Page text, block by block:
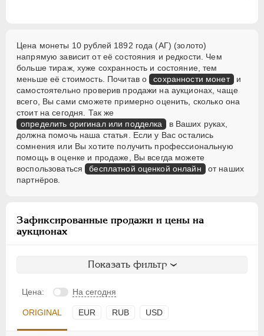
Цена монеты 10 рублей 1892 года (АГ) (золото)
напрямую зависит от её состояния и редкости. Чем
больше тираж, хуже сохранность и состояние, тем
меньше её стоимость. Почитав о сохранности монет и
самостоятельно проверив продажи на аукционах, чаще
всего, Вы сами сможете примерно оценить, сколько она
стоит на сегодня. Так же
определить оригинал или подделка
в Ваших руках,
должна помочь наша статья. Если у Вас остались
сомнения или Вы хотите получить профессиональную
помощь в оценке и продаже, Вы всегда можете
воспользоваться бесплатной оценкой онлайн от наших
партнёров.
Зафиксированные продажи и цены на
аукционах
Показать фильтр
Цена: На сегодня
ORIGINAL EUR RUB USD